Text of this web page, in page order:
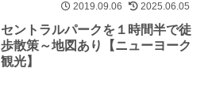
2019.09.06 2025.06.05
セントラルパークを１時間半で徒
歩散策～地図あり【ニューヨーク
観光】